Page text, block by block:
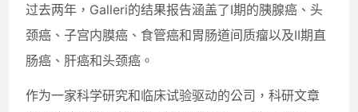
过去两年，Galleri的结果报告涵盖了I期的胰腺癌、头
颈癌、子宫内膜癌、食管癌和胃肠道间质瘤以及II期直
肠癌、肝癌和头颈癌。
作为一家科学研究和临床试验驱动的公司，科研文章